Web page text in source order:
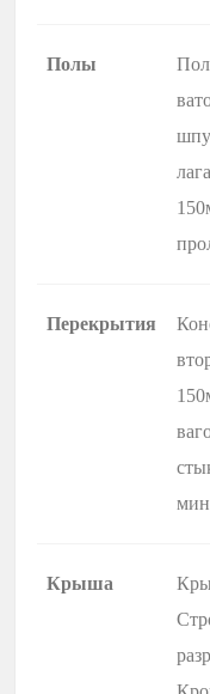
Полы
Перекрытия
Крыша